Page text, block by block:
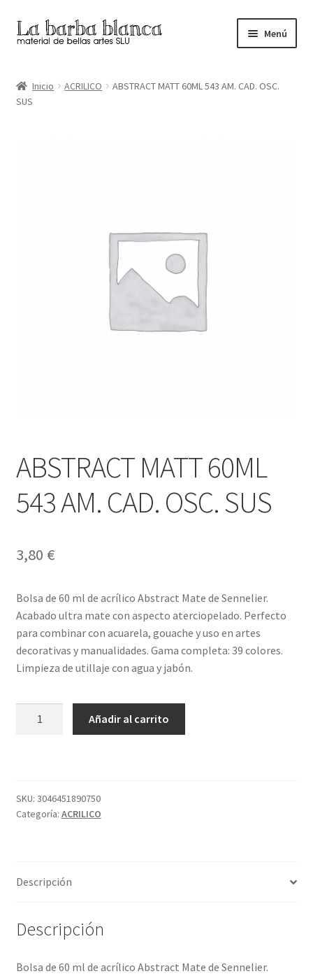
Ir
a
navegación
Ir
al
Menú
Carrito
Inicio ACRILICO
ABSTRACT MATT 60ML 543 AM. CAD. OSC.
SUS
ABSTRACT MATT 60ML
543 AM. CAD. OSC. SUS
3,80 €
Bolsa de 60 ml de acrílico Abstract Mate de Sennelier.
Acabado ultra mate con aspecto aterciopelado. Perfecto
para combinar con acuarela, gouache y uso en artes
decorativas y manualidades. Gama completa: 39 colores.
Limpieza de utillaje con agua y jabón.
CAD.
OSC.
Añadir al carrito
SKU: 3046451890750
Categoría: ACRILICO
Descripción
Descripción
Bolsa de 60 ml de acrílico Abstract Mate de Sennelier.